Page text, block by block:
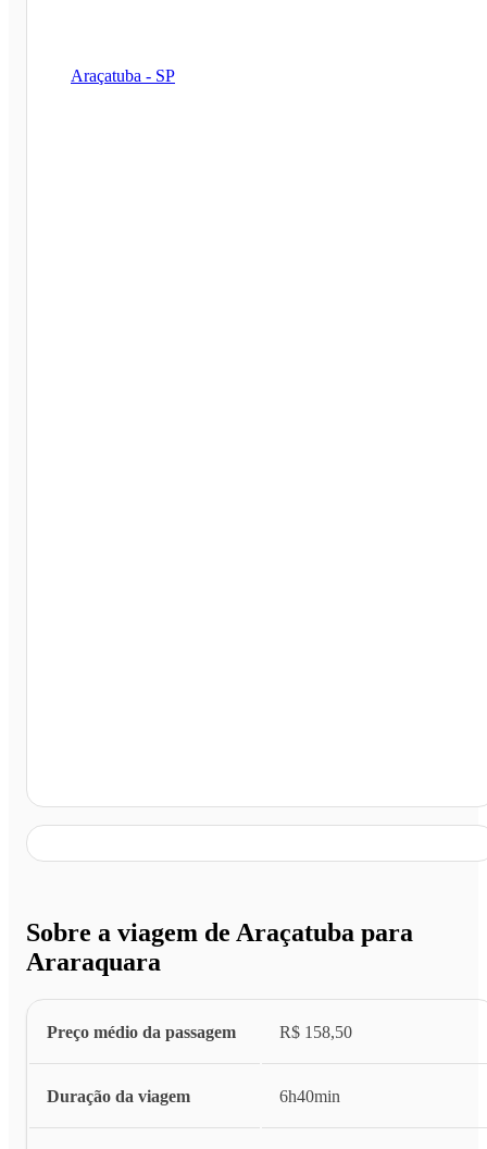
Araçatuba - SP
Sobre a viagem de Araçatuba para
Araraquara
Preço médio da passagem R$ 158,50
Duração da viagem 6h40min